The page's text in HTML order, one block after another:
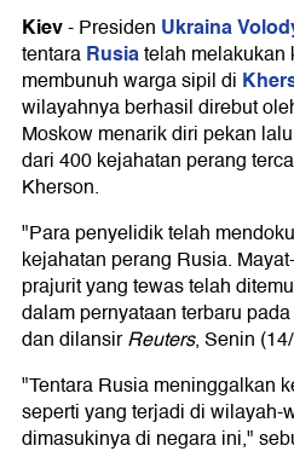
Kiev-Presiden Ukraina
tentaraRusiatelah melakukan
membunuh warga sipil di
wilayahnya berhasil direbut
Moskow menarik diri pekan
dari 400 kejahatan perang
Kherson.
"Para penyelidik telah
kejahatan perang Rusia.
prajurit yang tewas telah
dalam pernyataan terbaru
dan dilansirReuters, Senin
"Tentara Rusia meninggalkan
seperti yang terjadi di wilayah-
dimasukinya di negara ini,"